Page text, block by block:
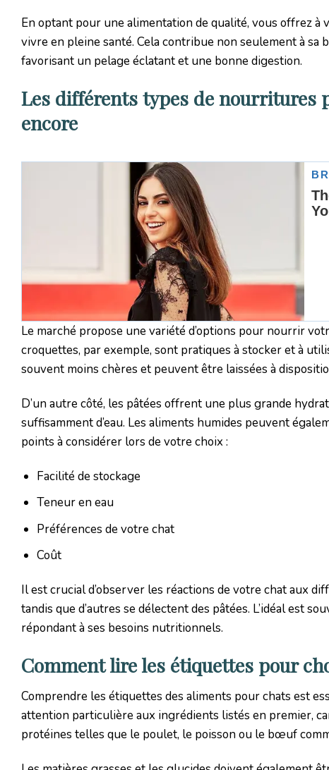
En optant pour une alimentation de qualité, vous offrez
vivre en pleine santé. Cela contribue non seulement à sa
favorisant un pelage éclatant et une bonne digestion.
Les différents types de nourritures
encore
Le marché propose une variété d’options pour nourrir
croquettes, par exemple, sont pratiques à stocker et à
souvent moins chères et peuvent être laissées à
D’un autre côté, les pâtées offrent une plus grande
suffisamment d’eau. Les aliments humides peuvent
points à considérer lors de votre choix :
Facilité de stockage
Teneur en eau
Préférences de votre chat
Coût
Il est crucial d’observer les réactions de votre chat aux
tandis que d’autres se délectent des pâtées. L’idéal est
répondant à ses besoins nutritionnels.
Comment lire les étiquettes pour
Comprendre les étiquettes des aliments pour chats est
attention particulière aux ingrédients listés en premier,
protéines telles que le poulet, le poisson ou le bœuf